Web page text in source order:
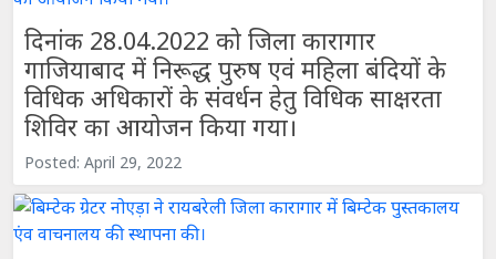
दिनांक 28.04.2022 को जिला कारागार
गाजियाबाद में निरूद्ध पुरुष एवं महिला बंदियों के
विधिक अधिकारों के संवर्धन हेतु विधिक साक्षरता
शिविर का आयोजन किया गया।
Posted: April 29, 2022